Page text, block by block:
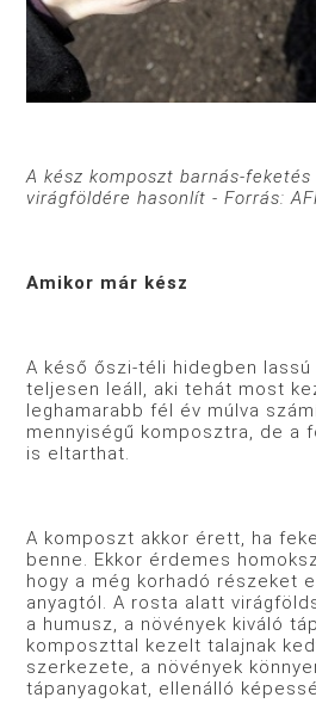
A kész komposzt barnás-feketés
virágföldére hasonlít - Forrás:
Amikor már kész
A késő őszi-téli hidegben
teljesen leáll, aki tehát most
leghamarabb fél év múlva
mennyiségű komposztra, de a
is eltarthat.
A komposzt akkor érett, ha
benne. Ekkor érdemes
hogy a még korhadó részeket
anyagtól. A rosta alatt
a humusz, a növények kiváló
komposzttal kezelt talajnak
szerkezete, a növények
tápanyagokat, ellenálló